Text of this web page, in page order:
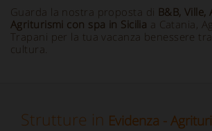
Guarda la nostra proposta di B&B,
Agriturismi con spa in Sicilia a Catania,
Trapani per la tua vacanza benessere
cultura.
Strutture in Evidenza -